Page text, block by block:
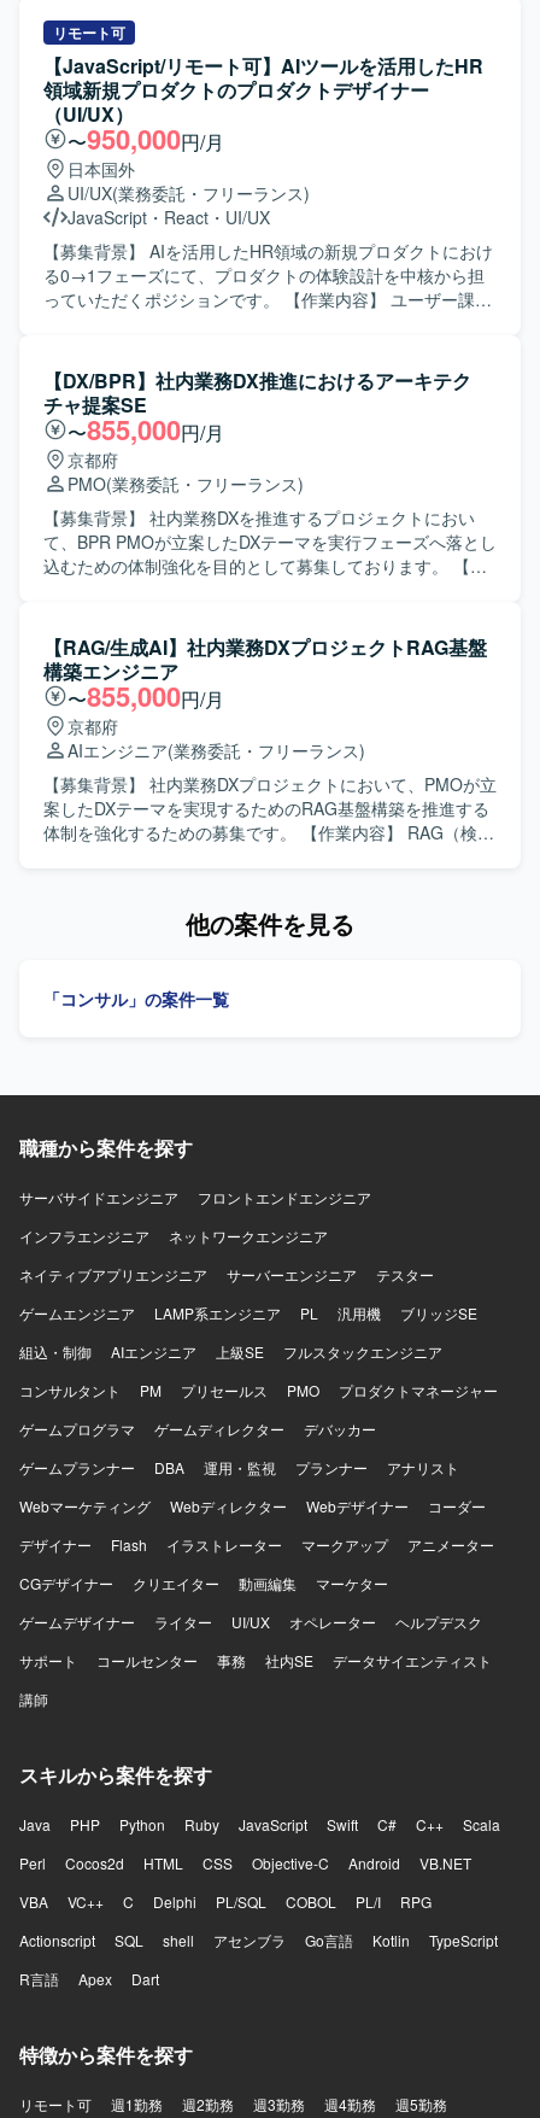
れ、手を動かして資料作成や業務整理、実務支援まで対応
できる方を期待しています。 【ポジションの魅力】 クルー
ズ事業という新規事業の立ち上げフェーズにおいて、会
計・経理領域全般の業務設計や要件整理に上流から関わる
ことができます。 経理部門側の立場で、業績予算や決算対
応、管理会計、在庫・棚卸・原価など幅広い実務領域の設
計に携わりながら、会計システム導入に向けた要件整理も
主導できる環境です。 【開発環境】 SAP FI/CO、Oracle
EBS、OBIC、勘定奉行、freee、Money Forward等の会計シ
ステムを想定した業務要件整理が中心となります。
す。 【作業内容】 ・AIを活用したHR領域の新規プロダク
トにおけるUX設計、情報設計、UIデザインを行っていただ
きます。 ・ユーザー課題、事業課題、マーケット仮説を踏
まえた体験設計をリードしていただきます。 ・Figmaを用
いたワイヤーフレーム作成、UIデザイン、プロトタイプ作
成を行っていただきます。 ・v0、Lovable、Claude Code、
Cursor等のAIツールを活用した動くプロトタイプの作成と
検証を行っていただきます。 ・事業責任者、プロダクトマ
ネージャー、エンジニア、マーケティングメンバーと連携
しながらプロダクトの立ち上げと改善を推進していただき
ます。 ・ユーザーインタビューや定量データに基づく仮説
検証、リリース後の効果検証および改善施策の立案を行っ
きます。 ・デザインシステムやコンポーネント設計の整備
および運用を行っていただきます。 ・エンジニアと協働
し、実装連携や仕様調整、UIの品質担保を行っていただき
ます。 【求める人物像】 ・チームでの成果創出を重視し、
関係部署と連携しながら制作を進行できる方を想定してお
ります。 ・作って終わりではなく、届けて・試して・改善
するプロセスに喜びを感じられる方を求めております。 ・
ユーザー視点に立ち、成果に対して責任感を持ってクリエ
イティブに取り組める方を歓迎いたします。 ・広告とプロ
がら改善に取り組める方を求めております。 ・限られた情
報から仮説を立て、高速でPDCAを回せる方を歓迎いたしま
す。 ・自ら手を動かし、事業数字に責任を持って取り組め
る方を想定しております。 【ポジションの魅力】 ・AIを活
用したHR領域の新規プロダクトにおいて、0→1フェーズか
ら体験設計をリードできる環境です。 ・事業責任者やプロ
ダクトマネージャー、エンジニア、マーケティングメンバ
ーと密に連携しながら、事業開発・プロダクト開発・マー
ケティングを一体で推進する経験を積むことができます。
種AIツールを活用しながら、デザインとプロトタイピング
イピング環境を想定しております。 ・v0、Lovable、
リモート可
【JavaScript/リモート可】AIツールを活用したHR
領域新規プロダクトのプロダクトデザイナー
（UI/UX）
〜950,000円/月
日本国外
UI/UX(業務委託・フリーランス)
JavaScript ・ React ・ UI/UX
【募集背景】 AIを活用したHR領域の新規プロダクトにおけ
る0→1フェーズにて、プロダクトの体験設計を中核から担
っていただくポジションです。 【作業内容】 ユーザー課
ム、UIデザイン、プロトタイプの作成を行っていただきま
す。 各種AIツールを活用した動くプロトタイプの作成・検
証を行っていただきます。 ユーザーインタビューや定量デ
ータをもとにした仮説検証や、リリース後の改善施策立案
を行っていただきます。 グロースを見据えたLP、オンボー
ディング、初回・継続利用体験の改善を行っていただきま
す。 デザインシステムやコンポーネント設計の整備、エン
ジニアと協働した実装連携・品質担保を行っていただきま
す。 【求める人物像】 抽象的な事業仮説やユーザー課題を
ョンの魅力】 AIを活用したHR領域の新規プロダクトにおい
て、0→1フェーズから体験設計を主導しながら、事業やプ
ロダクトの勝ち筋づくりに深く関わることができます。
【開発環境】 Figmaや各種AIツールを活用しながらプロト
タイプを作成・検証していただきます。
【DX/BPR】社内業務DX推進におけるアーキテク
チャ提案SE
〜855,000円/月
京都府
PMO(業務委託・フリーランス)
【募集背景】 社内業務DXを推進するプロジェクトにおい
て、BPR PMOが立案したDXテーマを実行フェーズへ落とし
込むための体制強化を目的として募集しております。 【作
Be業務設計を実施いたします。実行計画の策定および推進
支援を行い、業務・システム両面からのアーキテクチャ提
案を担当していただきます。設計方針の検討・整理を行
い、RAG構築・AIエージェント開発メンバーと連携しなが
らDX施策の実現をリードしていただきます。あわせて、プ
ロジェクト関係者との各種調整および推進も行っていただ
きます。 【求める人物像】 業務改善とシステムの両面から
最適な実行プランを描くことができ、主体的にプロジェク
トを推進していただける方を求めております。PMOやAIエ
核として、BPR PMOと連携しながら上流工程から関与でき
蓄積していただけます。RAG構築やAIエージェント開発メ
のための業務設計およびアーキテクチャ検討を行う環境で
【RAG/生成AI】社内業務DXプロジェクトRAG基盤
構築エンジニア
〜855,000円/月
京都府
AIエンジニア(業務委託・フリーランス)
【募集背景】 社内業務DXプロジェクトにおいて、PMOが立
案したDXテーマを実現するためのRAG基盤構築を推進する
体制を強化するための募集です。 【作業内容】 RAG（検索
の設計・構築・運用を行います。ナレッジグラフの設計・
当、SE、チームリーダーとの技術連携を行います。RAG基
る方を求めます。 【ポジションの魅力】 社内業務DXプロジ
貫して担当でき、生成AIやベクトルDB、ナレッジグラフと
きます。 【開発環境】 RAG（検索拡張生成）、ベクトル
関連技術を用いた環境です。
他の案件を見る
「コンサル」の案件一覧
職種から案件を探す
サーバサイドエンジニア
フロントエンドエンジニア
インフラエンジニア
ネットワークエンジニア
ネイティブアプリエンジニア
サーバーエンジニア
テスター
ゲームエンジニア
LAMP系エンジニア PL 汎用機
ブリッジSE
組込・制御
AIエンジニア 上級SE
フルスタックエンジニア
コンサルタント
PM プリセールス PMO
プロダクトマネージャー
ゲームプログラマ
ゲームディレクター
デバッカー
ゲームプランナー
DBA 運用・監視 プランナー
アナリスト
Webマーケティング
Webディレクター Webデザイナー
コーダー
デザイナー
Flash イラストレーター マークアップ
アニメーター
CGデザイナー
クリエイター 動画編集
マーケター
ゲームデザイナー
ライター UI/UX オペレーター
ヘルプデスク
サポート
コールセンター 事務 社内SE
データサイエンティスト
講師
スキルから案件を探す
Java PHP Python Ruby JavaScript Swift C# C++
Scala
Perl
Cocos2d HTML CSS Objective-C Android
VB.NET
VBA
VC++ C Delphi PL/SQL COBOL PL/I
RPG
Actionscript
SQL shell アセンブラ Go言語 Kotlin
TypeScript
R言語
Apex Dart
特徴から案件を探す
リモート可 週1勤務 週2勤務 週3勤務 週4勤務 週5勤務